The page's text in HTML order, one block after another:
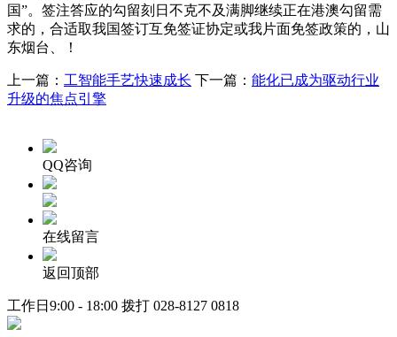
国”。签注答应的勾留刻日不克不及满脚继续正在港澳勾留需
求的，合适取我国签订互免签证协定或我片面免签政策的，山
东烟台、！
上一篇： 工智能手艺快速成长 下一篇： 能化已成为驱动行业
升级的焦点引擎
QQ咨询
在线留言
返回顶部
工作日9:00 - 18:00 拨打 028-8127 0818